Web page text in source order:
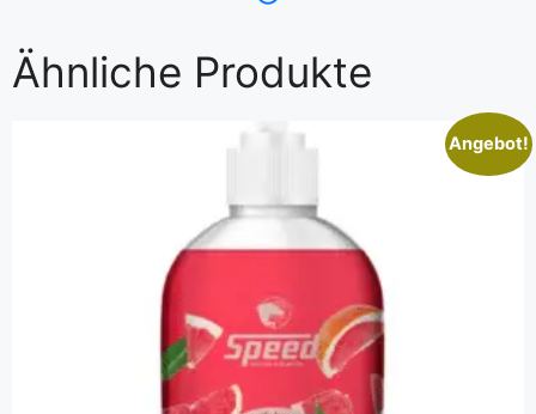
Ähnliche Produkte
Angebot!